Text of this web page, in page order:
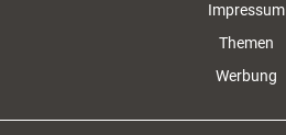
Impressum
Themen
Werbung